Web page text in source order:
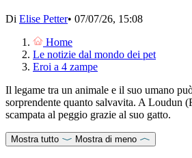
Di Elise Petter• 07/07/26, 15:08
Home
Le notizie dal mondo dei pet
Eroi a 4 zampe
Il legame tra un animale e il suo umano
sorprendente quanto salvavita. A Loudun
scampata al peggio grazie al suo gatto.
Mostra tutto Mostra di meno